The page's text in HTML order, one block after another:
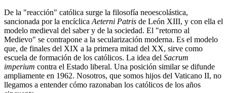
De la "reacción" católica surge la filosofía neoescolástica,
sancionada por la encíclica Aeterni Patris de León XIII, y con ella el
modelo medieval del saber y de la sociedad. El "retorno al
Medievo" se contrapone a la secularización moderna. Es el modelo
que, de finales del XIX a la primera mitad del XX, sirve como
escuela de formación de los católicos. La idea del Sacrum
imperium contra el Estado liberal. Una posición similar se difunde
ampliamente en 1962. Nosotros, que somos hijos del Vaticano II, no
llegamos a entender cómo razonaban los católicos de los años